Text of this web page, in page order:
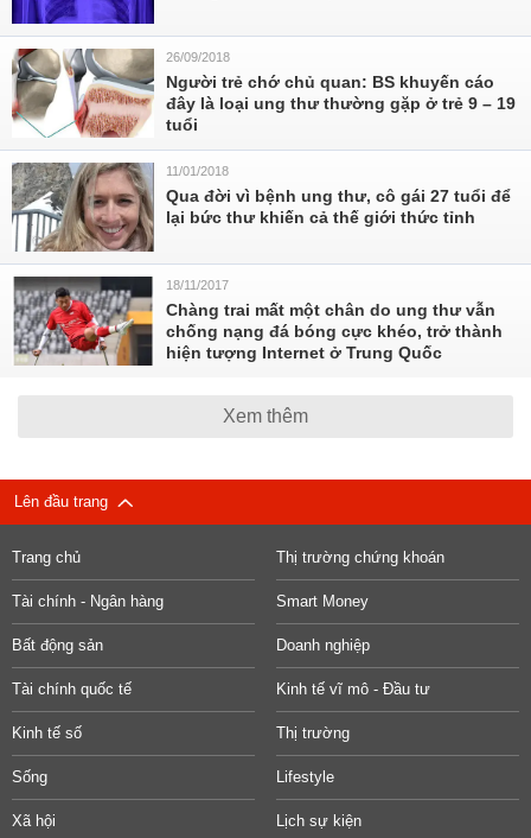
26/09/2018
Người trẻ chớ chủ quan: BS khuyến cáo
đây là loại ung thư thường gặp ở trẻ 9 – 19
tuổi
11/01/2018
Qua đời vì bệnh ung thư, cô gái 27 tuổi để
lại bức thư khiến cả thế giới thức tỉnh
18/11/2017
Chàng trai mất một chân do ung thư vẫn
chống nạng đá bóng cực khéo, trở thành
hiện tượng Internet ở Trung Quốc
Xem thêm
Lên đầu trang
Trang chủ Thị trường chứng khoán
Tài chính - Ngân hàng Smart Money
Bất động sản Doanh nghiệp
Tài chính quốc tế Kinh tế vĩ mô - Đầu tư
Kinh tế số Thị trường
Sống Lifestyle
Xã hội Lịch sự kiện